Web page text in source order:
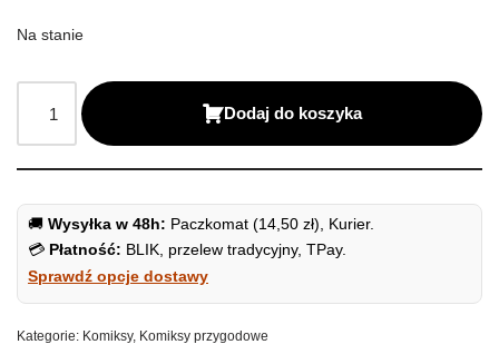
Na stanie
Dodaj do koszyka
🚚 Wysyłka w 48h: Paczkomat (14,50 zł), Kurier.
💳 Płatność: BLIK, przelew tradycyjny, TPay.
Sprawdź opcje dostawy
Kategorie: Komiksy, Komiksy przygodowe